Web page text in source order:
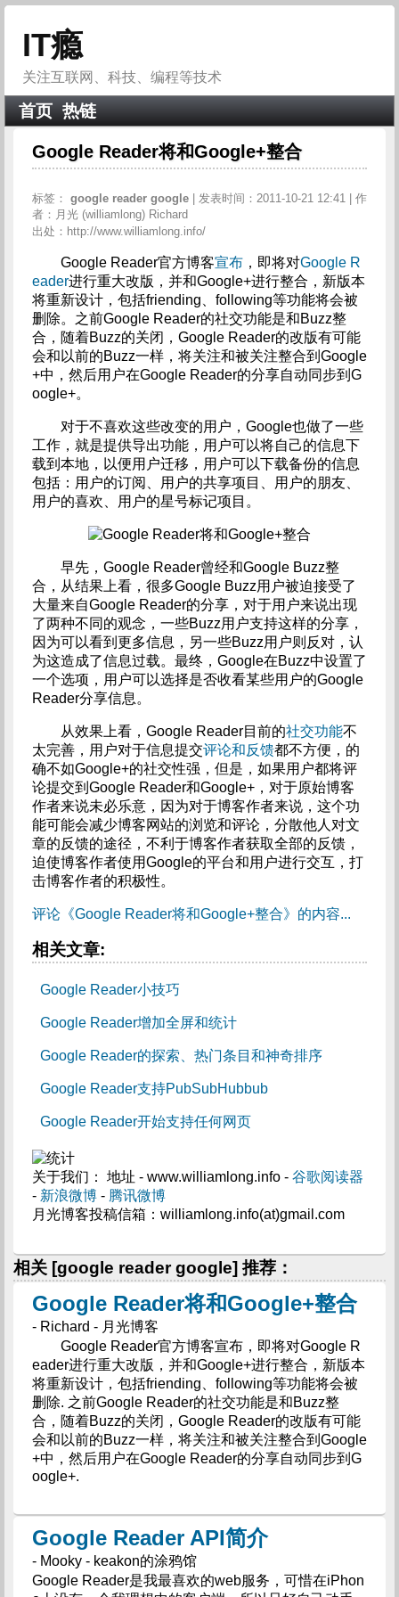
IT瘾
关注互联网、科技、编程等技术
首页 热链
Google Reader将和Google+整合
标签： google reader google
| 发表时间：2011-10-21 12:41 | 作
者：月光 (williamlong) Richard
出处：http://www.williamlong.info/
Google Reader官方博客宣布，即将对Google R
eader进行重大改版，并和Google+进行整合，新版本
将重新设计，包括friending、following等功能将会被
删除。之前Google Reader的社交功能是和Buzz整
合，随着Buzz的关闭，Google Reader的改版有可能
会和以前的Buzz一样，将关注和被关注整合到Google
+中，然后用户在Google Reader的分享自动同步到G
oogle+。
对于不喜欢这些改变的用户，Google也做了一些
工作，就是提供导出功能，用户可以将自己的信息下
载到本地，以便用户迁移，用户可以下载备份的信息
包括：用户的订阅、用户的共享项目、用户的朋友、
用户的喜欢、用户的星号标记项目。
早先，Google Reader曾经和Google Buzz整
合，从结果上看，很多Google Buzz用户被迫接受了
大量来自Google Reader的分享，对于用户来说出现
了两种不同的观念，一些Buzz用户支持这样的分享，
因为可以看到更多信息，另一些Buzz用户则反对，认
为这造成了信息过载。最终，Google在Buzz中设置了
一个选项，用户可以选择是否收看某些用户的Google
Reader分享信息。
从效果上看，Google Reader目前的社交功能不
太完善，用户对于信息提交评论和反馈都不方便，的
确不如Google+的社交性强，但是，如果用户都将评
论提交到Google Reader和Google+，对于原始博客
作者来说未必乐意，因为对于博客作者来说，这个功
能可能会减少博客网站的浏览和评论，分散他人对文
章的反馈的途径，不利于博客作者获取全部的反馈，
迫使博客作者使用Google的平台和用户进行交互，打
击博客作者的积极性。
评论《Google Reader将和Google+整合》的内容...
相关文章:
Google Reader小技巧
Google Reader增加全屏和统计
Google Reader的探索、热门条目和神奇排序
Google Reader支持PubSubHubbub
Google Reader开始支持任何网页
关于我们： 地址 - www.williamlong.info - 谷歌阅读器
- 新浪微博- 腾讯微博
月光博客投稿信箱：williamlong.info(at)gmail.com
相关 [google reader google] 推荐：
Google Reader将和Google+整合
- Richard - 月光博客
Google Reader官方博客宣布，即将对Google R
eader进行重大改版，并和Google+进行整合，新版本
将重新设计，包括friending、following等功能将会被
删除. 之前Google Reader的社交功能是和Buzz整
合，随着Buzz的关闭，Google Reader的改版有可能
会和以前的Buzz一样，将关注和被关注整合到Google
+中，然后用户在Google Reader的分享自动同步到G
oogle+.
Google Reader API简介
- Mooky - keakon的涂鸦馆
Google Reader是我最喜欢的web服务，可惜在iPhon